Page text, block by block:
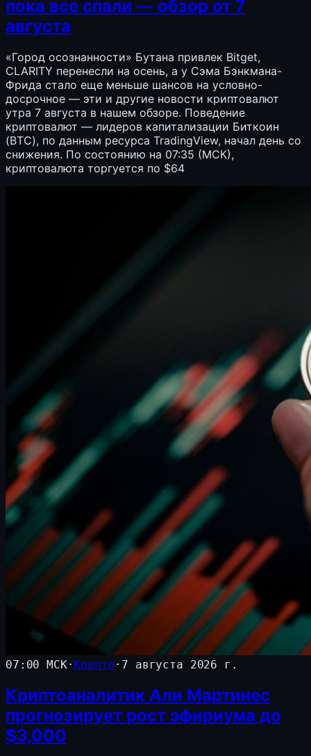
пока все спали — обзор от 7
августа
«Город осознанности» Бутана привлек Bitget,
CLARITY перенесли на осень, а у Сэма Бэнкмана-
Фрида стало еще меньше шансов на условно-
досрочное — эти и другие новости криптовалют
утра 7 августа в нашем обзоре. Поведение
криптовалют — лидеров капитализации Биткоин
(BTC), по данным ресурса TradingView, начал день со
снижения. По состоянию на 07:35 (МСК),
криптовалюта торгуется по $64
07:00 МСК· Крипто· 7 августа 2026 г.
Криптоаналитик Али Мартинес
прогнозирует рост эфириума до
$3,000